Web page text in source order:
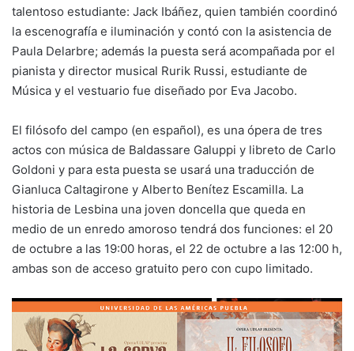
talentoso estudiante: Jack Ibáñez, quien también coordinó
la escenografía e iluminación y contó con la asistencia de
Paula Delarbre; además la puesta será acompañada por el
pianista y director musical Rurik Russi, estudiante de
Música y el vestuario fue diseñado por Eva Jacobo.
El filósofo del campo (en español), es una ópera de tres
actos con música de Baldassare Galuppi y libreto de Carlo
Goldoni y para esta puesta se usará una traducción de
Gianluca Caltagirone y Alberto Benítez Escamilla. La
historia de Lesbina una joven doncella que queda en
medio de un enredo amoroso tendrá dos funciones: el 20
de octubre a las 19:00 horas, el 22 de octubre a las 12:00 h,
ambas son de acceso gratuito pero con cupo limitado.